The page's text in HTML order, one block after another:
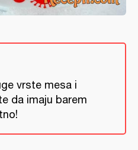
vrste mesa i
da imaju barem